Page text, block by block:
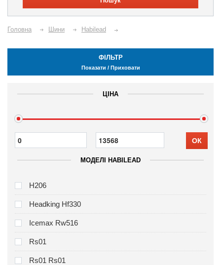
Головна Шини Habilead
ФІЛЬТР
Показати / Приховати
ЦІНА
ОК
МОДЕЛІ HABILEAD
H206
Headking Hf330
Icemax Rw516
Rs01
Rs01 Rs01